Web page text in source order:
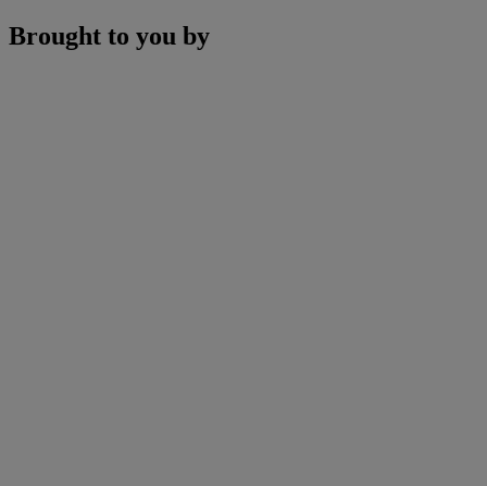
Brought to you by